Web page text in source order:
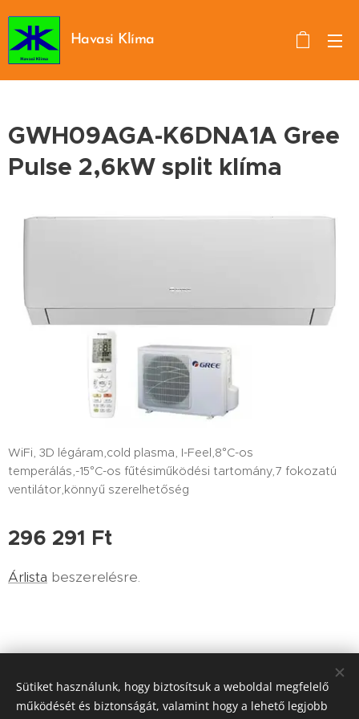
Havasi Klíma
GWH09AGA-K6DNA1A Gree
Pulse 2,6kW split klíma
WiFi, 3D légáram,cold plasma, I-Feel,8°C-os
temperálás,-15°C-os fűtésiműködési tartomány,7 fokozatú
ventilátor,könnyű szerelhetőség
296 291 Ft
Árlista beszerelésre.
Havasi Klíma, Budapest 9.ker. Viola utca 15, tel.:0620 2958243,
Sütiket használunk, hogy biztosítsuk a weboldal megfelelő
működését és biztonságát, valamint hogy a lehető legjobb